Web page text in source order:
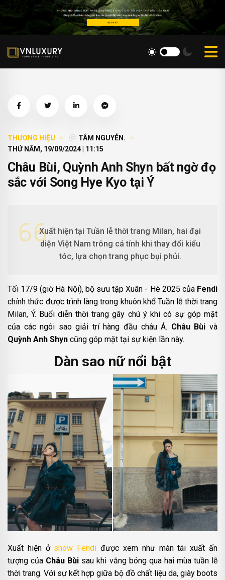
THƯƠNG HIỆU
TÂM NGUYỄN.
THỨ NĂM, 19/09/2024 | 11:15
Châu Bùi, Quỳnh Anh Shyn bất ngờ đọ
sắc với Song Hye Kyo tại Ý
Xuất hiện tại Tuần lễ thời trang Milan, hai đại
diện Việt Nam trông cá tính khi thay đổi kiểu
tóc, lựa chọn trang phục bụi phủi.
Tối 17/9 (giờ Hà Nội), bộ sưu tập Xuân - Hè 2025 của Fendi
chính thức được trình làng trong khuôn khổ Tuần lễ thời trang
Milan, Ý. Buổi diễn thời trang gây chú ý khi có sự góp mặt
của các ngôi sao giải trí hàng đầu châu Á. Châu Bùi và
Quỳnh Anh Shyn cũng góp mặt tại sự kiện lần này.
Dàn sao nữ nổi bật
Xuất hiện ở show Fendi được xem như màn tái xuất ấn
tượng của Châu Bùi sau khi vắng bóng qua hai mùa tuần lễ
thời trang. Với sự kết hợp giữa bộ đồ chất liệu da, giày boots